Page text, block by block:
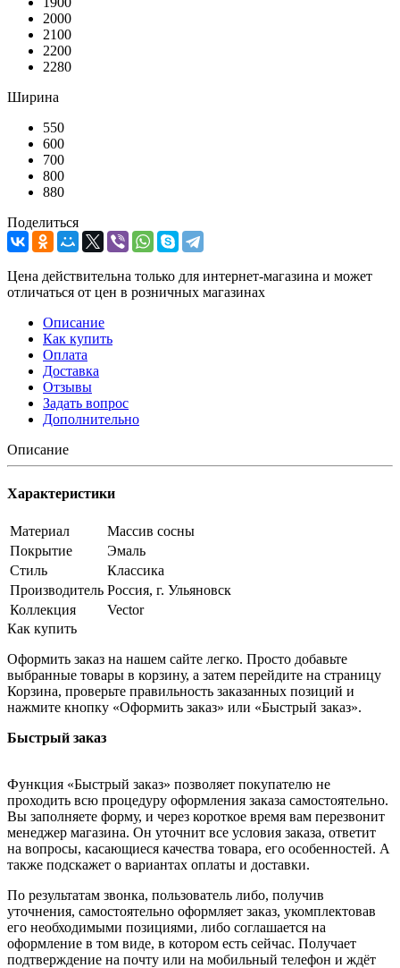
2000
2100
2200
2280
Ширина
550
600
700
800
880
Поделиться
Цена действительна только для интернет-магазина и может
отличаться от цен в розничных магазинах
Описание
Как купить
Оплата
Доставка
Отзывы
Задать вопрос
Дополнительно
Описание
Характеристики
Материал
Массив сосны
Покрытие
Эмаль
Стиль
Классика
Производитель Россия, г. Ульяновск
Коллекция
Vector
Как купить
Оформить заказ на нашем сайте легко. Просто добавьте
выбранные товары в корзину, а затем перейдите на страницу
Корзина, проверьте правильность заказанных позиций и
нажмите кнопку «Оформить заказ» или «Быстрый заказ».
Быстрый заказ
Функция «Быстрый заказ» позволяет покупателю не
проходить всю процедуру оформления заказа самостоятельно.
Вы заполняете форму, и через короткое время вам перезвонит
менеджер магазина. Он уточнит все условия заказа, ответит
на вопросы, касающиеся качества товара, его особенностей. А
также подскажет о вариантах оплаты и доставки.
По результатам звонка, пользователь либо, получив
уточнения, самостоятельно оформляет заказ, укомплектовав
его необходимыми позициями, либо соглашается на
оформление в том виде, в котором есть сейчас. Получает
подтверждение на почту или на мобильный телефон и ждёт